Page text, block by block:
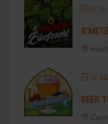
11
12
BEER